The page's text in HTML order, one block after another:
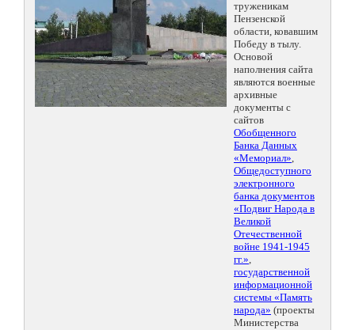
труженикам
Пензенской
области, ковавшим
Победу в тылу.
Основой
наполнения сайта
являются военные
архивные
документы с
сайтов
Обобщенного
Банка Данных
«Мемориал»,
Общедоступного
электронного
банка документов
«Подвиг Народа в
Великой
Отечественной
войне 1941-1945
гг.»,
государственной
информационной
системы «Память
народа» (проекты
Министерства